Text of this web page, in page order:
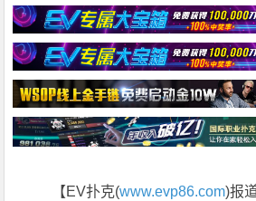
【EV扑克(www.evp86.com)报